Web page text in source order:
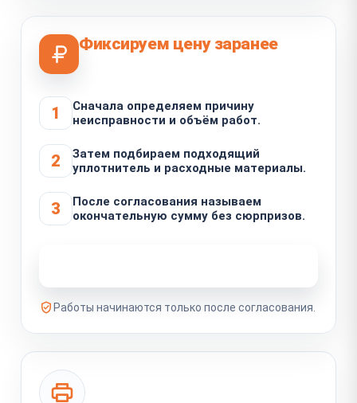
Фиксируем цену заранее
1
Сначала определяем причину
неисправности и объём работ.
2
Затем подбираем подходящий
уплотнитель и расходные материалы.
3
После согласования называем
окончательную сумму без сюрпризов.
Работы начинаются только после согласования.